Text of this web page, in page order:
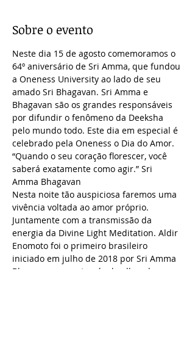
Sobre o evento
Neste dia 15 de agosto comemoramos o
64º aniversário de Sri Amma, que fundou
a Oneness University ao lado de seu
amado Sri Bhagavan. Sri Amma e
Bhagavan são os grandes responsáveis
por difundir o fenômeno da Deeksha
pelo mundo todo. Este dia em especial é
celebrado pela Oneness o Dia do Amor.
“Quando o seu coração florescer, você
saberá exatamente como agir.” Sri
Amma Bhagavan
Nesta noite tão auspiciosa faremos uma
vivência voltada ao amor próprio.
Juntamente com a transmissão da
energia da Divine Light Meditation. Aldir
Enomoto foi o primeiro brasileiro
iniciado em julho de 2018 por Sri Amma
Bhagavan para através do olhar doar